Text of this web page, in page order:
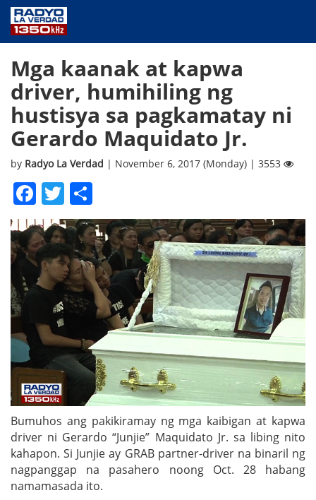
PUBLIC SERVICE
ANNOUNCEMENTS
PROGRAMS
ABOUT
Mga kaanak at kapwa
driver, humihiling ng
hustisya sa pagkamatay ni
Gerardo Maquidato Jr.
by Radyo La Verdad | November 6, 2017 (Monday) | 3553
Facebook
Twitter
Bumuhos ang pakikiramay ng mga kaibigan at kapwa
driver ni Gerardo “Junjie” Maquidato Jr. sa libing nito
kahapon. Si Junjie ay GRAB partner-driver na binaril ng
nagpanggap na pasahero noong Oct. 28 habang
namamasada ito.